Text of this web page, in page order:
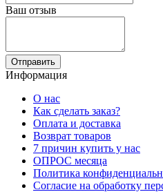
Ваш отзыв
Отправить
Информация
О нас
Как сделать заказ?
Оплата и доставка
Возврат товаров
7 причин купить у нас
ОПРОС месяца
Политика
Согласие на обработку